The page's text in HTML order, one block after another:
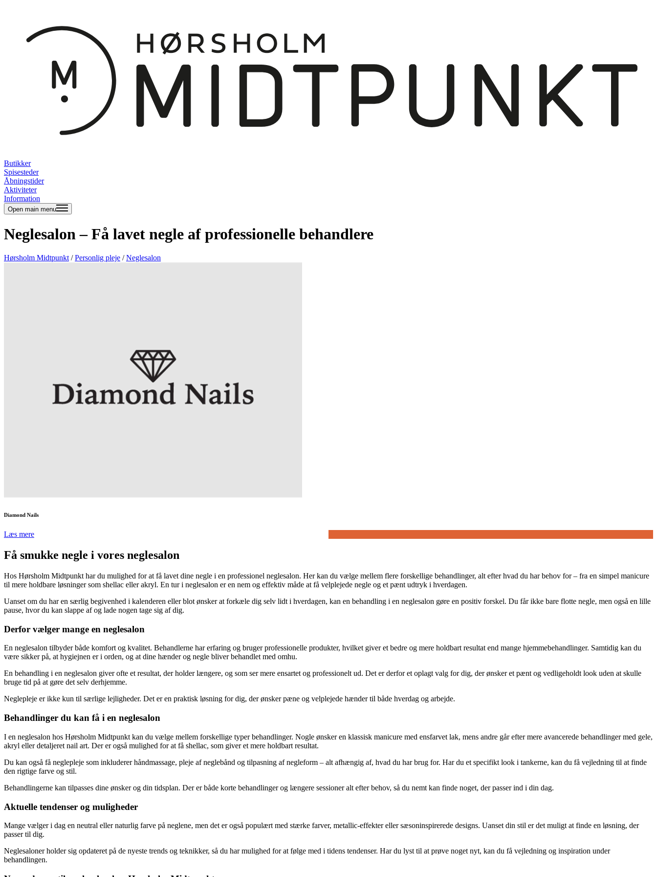
Butikker
Spisesteder
Åbningstider
Aktiviteter
Information
Open main menu
Neglesalon – Få lavet negle af professionelle behandlere
Hørsholm Midtpunkt /Personlig pleje /Neglesalon
Diamond Nails
Læs mere
Få smukke negle i vores neglesalon
Hos Hørsholm Midtpunkt har du mulighed for at få lavet dine negle i en professionel neglesalon. Her kan du vælge mellem flere forskellige behandlinger, alt efter hvad du har behov for – fra en simpel manicure
til mere holdbare løsninger som shellac eller akryl. En tur i neglesalon er en nem og effektiv måde at få velplejede negle og et pænt udtryk i hverdagen.
Uanset om du har en særlig begivenhed i kalenderen eller blot ønsker at forkæle dig selv lidt i hverdagen, kan en behandling i en neglesalon gøre en positiv forskel. Du får ikke bare flotte negle, men også en lille
pause, hvor du kan slappe af og lade nogen tage sig af dig.
Derfor vælger mange en neglesalon
En neglesalon tilbyder både komfort og kvalitet. Behandlerne har erfaring og bruger professionelle produkter, hvilket giver et bedre og mere holdbart resultat end mange hjemmebehandlinger. Samtidig kan du
være sikker på, at hygiejnen er i orden, og at dine hænder og negle bliver behandlet med omhu.
En behandling i en neglesalon giver ofte et resultat, der holder længere, og som ser mere ensartet og professionelt ud. Det er derfor et oplagt valg for dig, der ønsker et pænt og vedligeholdt look uden at skulle
bruge tid på at gøre det selv derhjemme.
Neglepleje er ikke kun til særlige lejligheder. Det er en praktisk løsning for dig, der ønsker pæne og velplejede hænder til både hverdag og arbejde.
Behandlinger du kan få i en neglesalon
I en neglesalon hos Hørsholm Midtpunkt kan du vælge mellem forskellige typer behandlinger. Nogle ønsker en klassisk manicure med ensfarvet lak, mens andre går efter mere avancerede behandlinger med gele,
akryl eller detaljeret nail art. Der er også mulighed for at få shellac, som giver et mere holdbart resultat.
Du kan også få neglepleje som inkluderer håndmassage, pleje af neglebånd og tilpasning af negleform – alt afhængig af, hvad du har brug for. Har du et specifikt look i tankerne, kan du få vejledning til at finde
den rigtige farve og stil.
Behandlingerne kan tilpasses dine ønsker og din tidsplan. Der er både korte behandlinger og længere sessioner alt efter behov, så du nemt kan finde noget, der passer ind i din dag.
Aktuelle tendenser og muligheder
Mange vælger i dag en neutral eller naturlig farve på neglene, men det er også populært med stærke farver, metallic-effekter eller sæsoninspirerede designs. Uanset din stil er det muligt at finde en løsning, der
passer til dig.
Neglesaloner holder sig opdateret på de nyeste trends og teknikker, så du har mulighed for at følge med i tidens tendenser. Har du lyst til at prøve noget nyt, kan du få vejledning og inspiration under
behandlingen.